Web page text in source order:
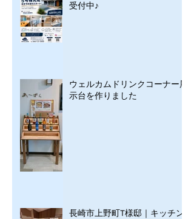
受付中♪
ウェルカムドリンクコーナー展
示台を作りました
長崎市上野町T様邸｜キッチン